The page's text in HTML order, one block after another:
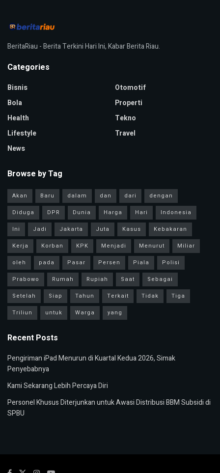
BeritaRiau - Berita Terkini Hari Ini, Kabar Berita Riau.
Categories
Bisnis
Bola
Health
Lifestyle
News
Otomotif
Properti
Tekno
Travel
Browse by Tag
Akan Baru dalam dan dari
dengan
Diduga
DPR Dunia Harga Hari
Indonesia
Ini
Jadi Jakarta Juta Kasus
Kebakaran
Kerja
Korban KPK Menjadi Menurut
Miliar
oleh
pada Pasar Persen Piala
Polisi
Prabowo
Rumah Rupiah Saat
Sebagai
Setelah
Siap Tahun Terkait Tidak
Tiga
Triliun
untuk Warga yang
Recent Posts
Pengiriman iPad Menurun di Kuartal Kedua 2026, Simak
Penyebabnya
Kami Sekarang Lebih Percaya Diri
Personel Khusus Diterjunkan untuk Awasi Distribusi BBM Subsidi di
SPBU